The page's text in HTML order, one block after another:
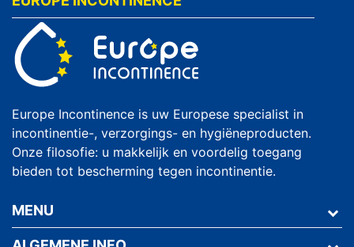
Europe Incontinence is uw Europese specialist in
incontinentie-, verzorgings- en hygiëneproducten.
Onze filosofie: u makkelijk en voordelig toegang
bieden tot bescherming tegen incontinentie.
MENU